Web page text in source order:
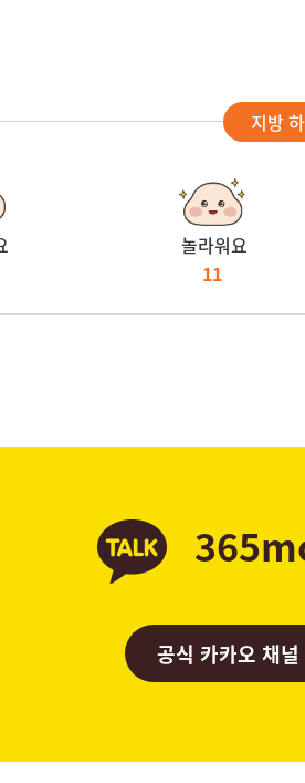
지방
놀라워요
11
공식 카카오 채널